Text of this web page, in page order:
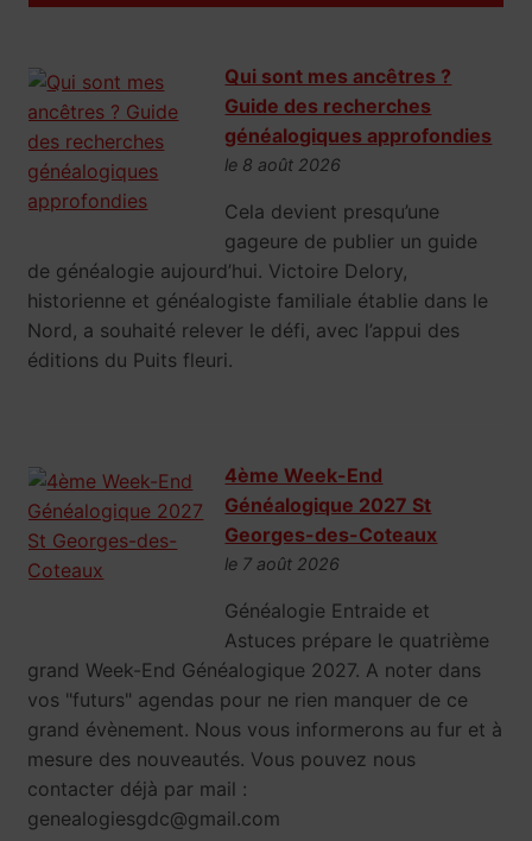
Qui sont mes ancêtres ?
Guide des recherches
généalogiques approfondies
le 8 août 2026
Cela devient presqu’une
gageure de publier un guide
de généalogie aujourd’hui. Victoire Delory,
historienne et généalogiste familiale établie dans le
Nord, a souhaité relever le défi, avec l’appui des
éditions du Puits fleuri.
4ème Week-End
Généalogique 2027 St
Georges-des-Coteaux
le 7 août 2026
Généalogie Entraide et
Astuces prépare le quatrième
grand Week-End Généalogique 2027. A noter dans
vos "futurs" agendas pour ne rien manquer de ce
grand évènement. Nous vous informerons au fur et à
mesure des nouveautés. Vous pouvez nous
contacter déjà par mail :
genealogiesgdc@gmail.com